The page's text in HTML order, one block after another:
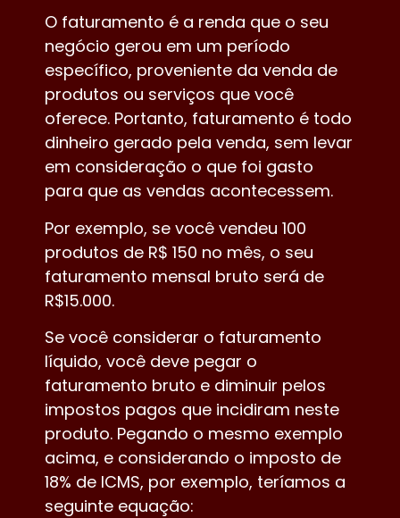
O faturamento é a renda que o seu
negócio gerou em um período
específico, proveniente da venda de
produtos ou serviços que você
oferece. Portanto, faturamento é todo
dinheiro gerado pela venda, sem levar
em consideração o que foi gasto
para que as vendas acontecessem.
Por exemplo, se você vendeu 100
produtos de R$ 150 no mês, o seu
faturamento mensal bruto será de
R$15.000.
Se você considerar o faturamento
líquido, você deve pegar o
faturamento bruto e diminuir pelos
impostos pagos que incidiram neste
produto. Pegando o mesmo exemplo
acima, e considerando o imposto de
18% de ICMS, por exemplo, teríamos a
seguinte equação: